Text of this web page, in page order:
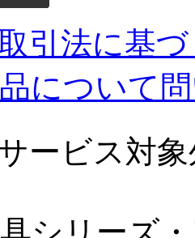
引法に基
について
ービス対象